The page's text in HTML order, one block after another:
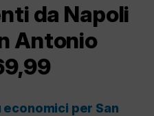
da Napoli
Antonio
economici per San